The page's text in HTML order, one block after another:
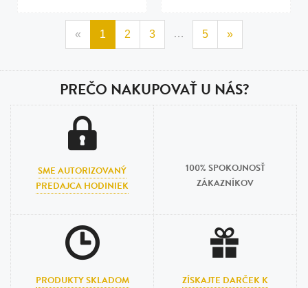
« 1 2 3 … 5 »
PREČO NAKUPOVAŤ U NÁS?
SME AUTORIZOVANÝ
PREDAJCA HODINIEK
100% SPOKOJNOSŤ
ZÁKAZNÍKOV
PRODUKTY SKLADOM
ZÍSKAJTE DARČEK K